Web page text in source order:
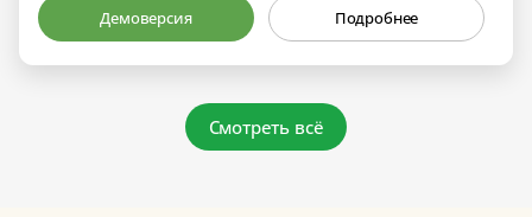
Демоверсия Подробнее
Смотреть всё